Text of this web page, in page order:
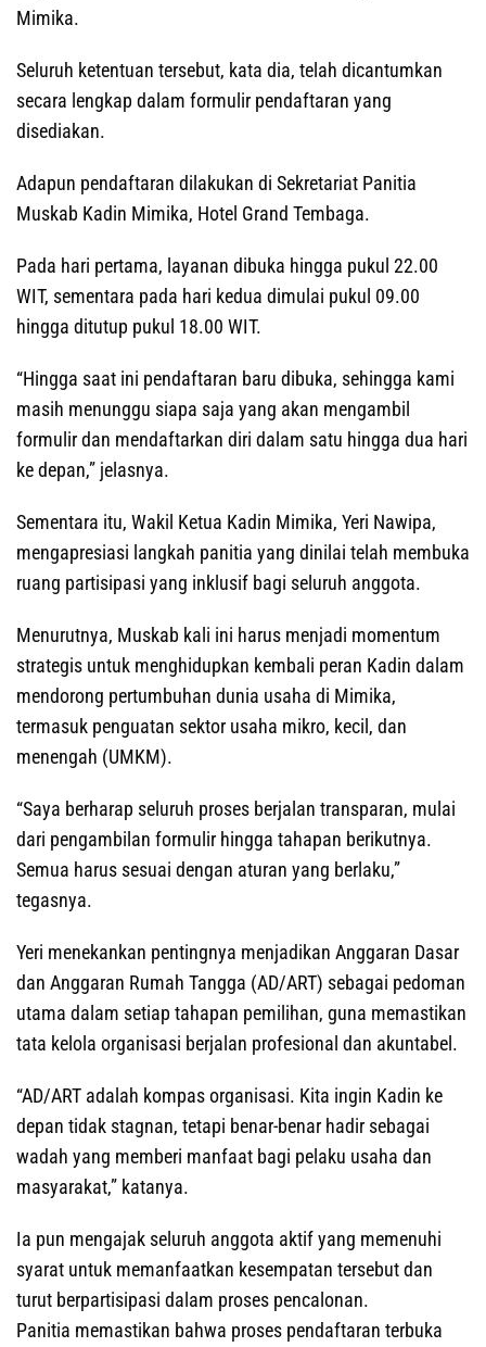
Mimika.
Seluruh ketentuan tersebut, kata dia, telah dicantumkan
secara lengkap dalam formulir pendaftaran yang
disediakan.
Adapun pendaftaran dilakukan di Sekretariat Panitia
Muskab Kadin Mimika, Hotel Grand Tembaga.
Pada hari pertama, layanan dibuka hingga pukul 22.00
WIT, sementara pada hari kedua dimulai pukul 09.00
hingga ditutup pukul 18.00 WIT.
“Hingga saat ini pendaftaran baru dibuka, sehingga kami
masih menunggu siapa saja yang akan mengambil
formulir dan mendaftarkan diri dalam satu hingga dua hari
ke depan,” jelasnya.
Sementara itu, Wakil Ketua Kadin Mimika, Yeri Nawipa,
mengapresiasi langkah panitia yang dinilai telah membuka
ruang partisipasi yang inklusif bagi seluruh anggota.
Menurutnya, Muskab kali ini harus menjadi momentum
strategis untuk menghidupkan kembali peran Kadin dalam
mendorong pertumbuhan dunia usaha di Mimika,
termasuk penguatan sektor usaha mikro, kecil, dan
menengah (UMKM).
“Saya berharap seluruh proses berjalan transparan, mulai
dari pengambilan formulir hingga tahapan berikutnya.
Semua harus sesuai dengan aturan yang berlaku,”
tegasnya.
Yeri menekankan pentingnya menjadikan Anggaran Dasar
dan Anggaran Rumah Tangga (AD/ART) sebagai pedoman
utama dalam setiap tahapan pemilihan, guna memastikan
tata kelola organisasi berjalan profesional dan akuntabel.
“AD/ART adalah kompas organisasi. Kita ingin Kadin ke
depan tidak stagnan, tetapi benar-benar hadir sebagai
wadah yang memberi manfaat bagi pelaku usaha dan
masyarakat,” katanya.
Ia pun mengajak seluruh anggota aktif yang memenuhi
syarat untuk memanfaatkan kesempatan tersebut dan
turut berpartisipasi dalam proses pencalonan.
Panitia memastikan bahwa proses pendaftaran terbuka